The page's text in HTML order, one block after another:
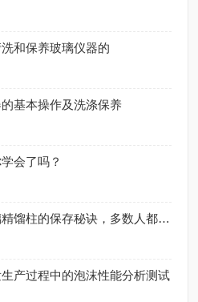
和保养玻璃仪器的
基本操作及洗涤保养
会了吗？
别等损坏才后悔！玻璃精馏柱的保存秘诀，多数人都忽略了
产过程中的泡沫性能分析测试